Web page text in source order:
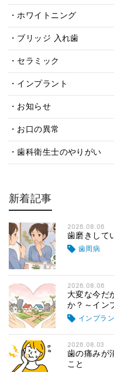
ホワイトニング
ブリッジ 入れ歯
セラミック
インプラント
お知らせ
お口の異常
歯科衛生士のやりがい
新着記事
2026.08.06
歯磨きして
歯周病
2026.08.06
大変な今だ
か？～イン
インプラ
2026.08.03
歯の痛みが
こと